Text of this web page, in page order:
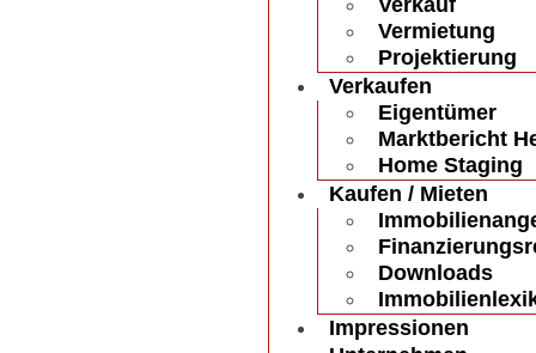
Verkauf
Vermietung
Projektierung
Verkaufen
Eigentümer
Marktbericht
Home Staging
Kaufen / Mieten
Downloads
Impressionen